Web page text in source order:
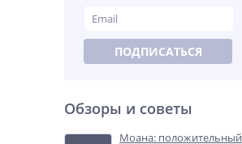
Набор детской
Markwins Princess 1580347E
ПОДПИСАТЬСЯ
Обзоры и советы
Моана: положительный